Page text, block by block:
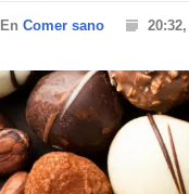
En Comer sano